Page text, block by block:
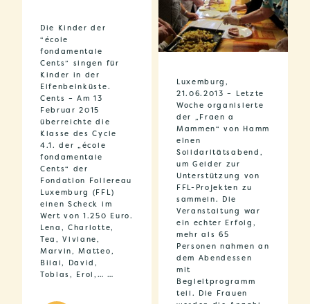
Die Kinder der
“école
fondamentale
Cents” singen für
Kinder in der
Elfenbeinküste.
Cents – Am 13
Februar 2015
überreichte die
Klasse des Cycle
4.1. der „école
fondamentale
Cents“ der
Fondation Follereau
Luxemburg (FFL)
einen Scheck im
Wert von 1.250 Euro.
Lena, Charlotte,
Tea, Viviane,
Marvin, Matteo,
Bilal, David,
Tobias, Erol,… …
Luxemburg,
21.06.2013 – Letzte
Woche organisierte
der „Fraen a
Mammen“ von Hamm
einen
Solidaritätsabend,
um Gelder zur
Unterstützung von
FFL-Projekten zu
sammeln. Die
Veranstaltung war
ein echter Erfolg,
mehr als 65
Personen nahmen an
dem Abendessen
mit
Begleitprogramm
teil. Die Frauen